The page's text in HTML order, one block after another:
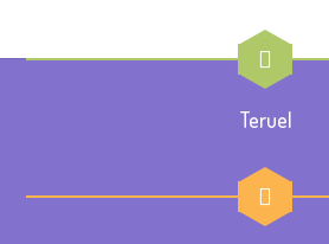
Teruel